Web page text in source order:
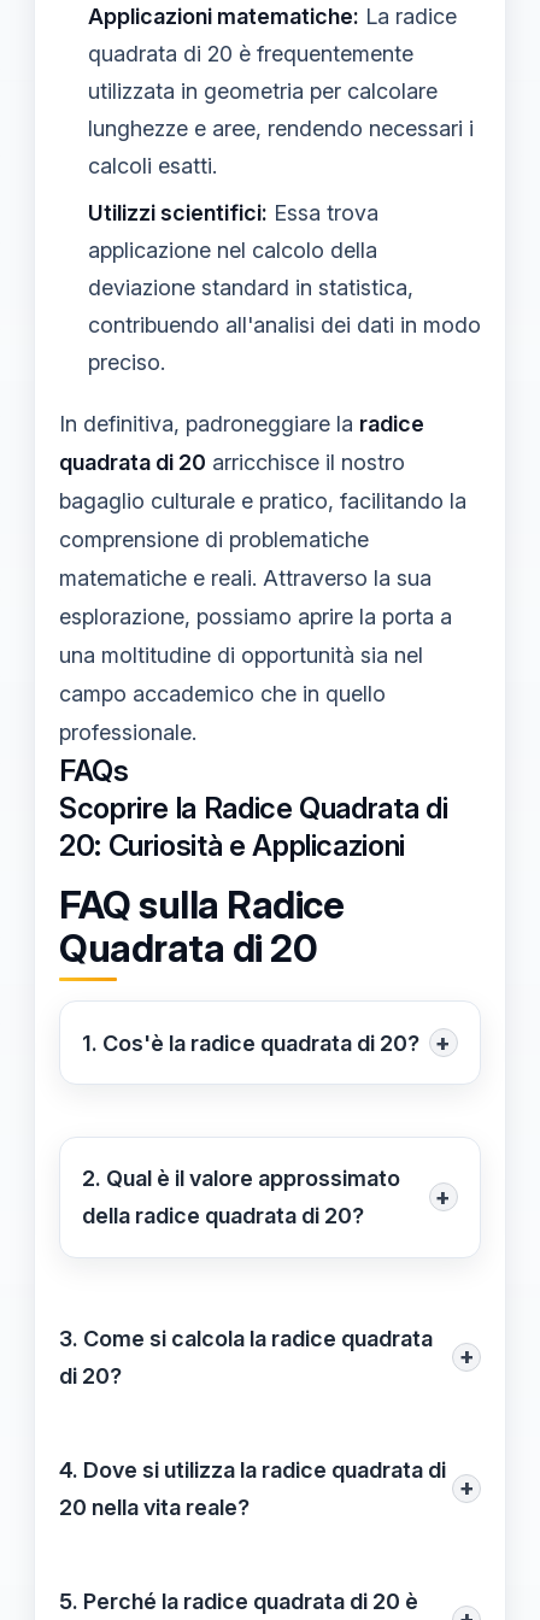
Applicazioni matematiche: La radice
quadrata di 20 è frequentemente
utilizzata in geometria per calcolare
lunghezze e aree, rendendo necessari i
calcoli esatti.
Utilizzi scientifici: Essa trova
applicazione nel calcolo della
deviazione standard in statistica,
contribuendo all'analisi dei dati in modo
preciso.
In definitiva, padroneggiare la radice
quadrata di 20 arricchisce il nostro
bagaglio culturale e pratico, facilitando la
comprensione di problematiche
matematiche e reali. Attraverso la sua
esplorazione, possiamo aprire la porta a
una moltitudine di opportunità sia nel
campo accademico che in quello
professionale.
FAQs
Scoprire la Radice Quadrata di
20: Curiosità e Applicazioni
FAQ sulla Radice
Quadrata di 20
1. Cos'è la radice quadrata di 20? +
La radice quadrata di 20,
che, moltiplicato per se stesso, dà
come risultato 20. È un numero
2. Qual è il valore approssimato
della radice quadrata di 20?
+
La radice quadrata di 20 è
utile in diversi contesti matematici e
scientifici.
3. Come si calcola la radice quadrata
di 20?
+
possono usare metodi come la
decomposizione in fattori, dove √20 si
4. Dove si utilizza la radice quadrata di
20 nella vita reale?
+
applicazione in geometria, come nel
5. Perché la radice quadrata di 20 è